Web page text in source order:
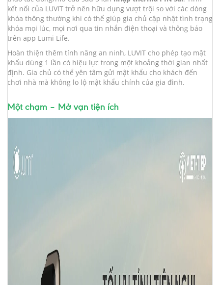
kết nối của LUVIT trở nên hữu dụng vượt trội so với các dòng
khóa thông thường khi có thể giúp gia chủ cập nhật tình trạng
khóa mọi lúc, mọi nơi qua tin nhắn điện thoại và thông báo
trên app Lumi Life.
Hoàn thiện thêm tính năng an ninh, LUVIT cho phép tạo mật
khẩu dùng 1 lần có hiệu lực trong một khoảng thời gian nhất
định. Gia chủ có thể yên tâm gửi mật khẩu cho khách đến
chơi nhà mà không lo lộ mật khẩu chính của gia đình.
Một chạm – Mở vạn tiện ích